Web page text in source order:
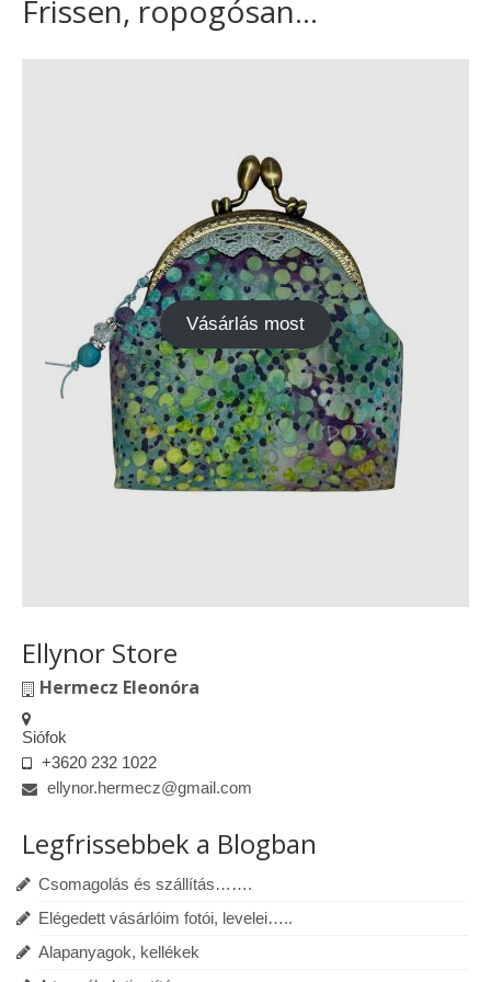
Vásárok, ahol velem is találkozhattál…
Adatkezelési tájékoztató
Általános Szerződési Feltételek
Frissen, ropogósan...
Vásárlás most
Ellynor Store
Hermecz Eleonóra
Siófok
+3620 232 1022
ellynor.hermecz@gmail.com
Legfrissebbek a Blogban
Csomagolás és szállítás…….
Elégedett vásárlóim fotói, levelei…..
Alapanyagok, kellékek